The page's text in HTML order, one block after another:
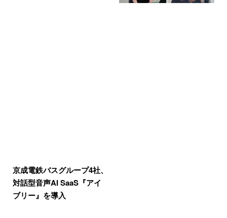
京成電鉄バスグループ4社、
対話型音声AI SaaS『アイ
ブリー』を導入